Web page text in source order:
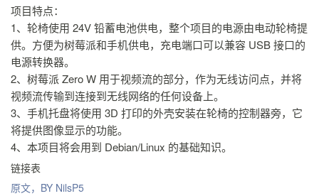
项目特点：
1、轮椅使用 24V 铅蓄电池供电，整个项目的电源由电动轮椅提
供。方便为树莓派和手机供电，充电端口可以兼容 USB 接口的
电源转换器。
2、树莓派 Zero W 用于视频流的部分，作为无线访问点，并将
视频流传输到连接到无线网络的任何设备上。
3、手机托盘将使用 3D 打印的外壳安装在轮椅的控制器旁，它
将提供图像显示的功能。
4、本项目将会用到 Debian/Linux 的基础知识。
链接表
原文，BY NilsP5